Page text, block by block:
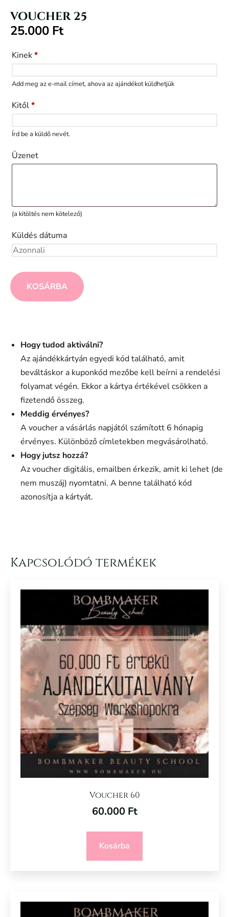
VOUCHER 25
25.000 Ft
Kinek*
Add meg az e-mail címet, ahova az ajándékot küldhetjük
Kitől*
Írd be a küldő nevét.
Üzenet
(a kitöltés nem kötelező)
Küldés dátuma
KOSÁRBA
Hogy tudod aktiválni?
Az ajándékkártyán egyedi kód található, amit
beváltáskor a kuponkód mezőbe kell beírni a rendelési
folyamat végén. Ekkor a kártya értékével csökken a
fizetendő összeg.
Meddig érvényes?
A voucher a vásárlás napjától számított 6 hónapig
érvényes. Különböző címletekben megvásárolható.
Hogy jutsz hozzá?
Az voucher digitális, emailben érkezik, amit ki lehet (de
nem muszáj) nyomtatni. A benne található kód
azonosítja a kártyát.
Kapcsolódó termékek
Voucher 60
60.000 Ft
Kosárba